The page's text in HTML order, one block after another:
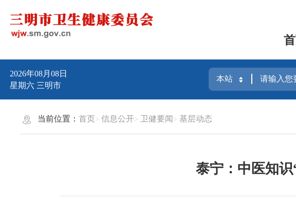
2026年08月08日
星期六 三明市
当前位置：首页 信息公开 卫健要闻 基层动态
泰宁：中医知